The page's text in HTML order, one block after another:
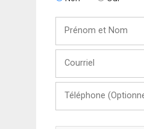
Nom
(Optionnel)